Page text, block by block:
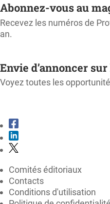
Abonnez-vous au
Recevez les numéros de
an.
Envie d’annoncer
Voyez toutes les
Comités éditoriaux
Contacts
Conditions d'utilisation